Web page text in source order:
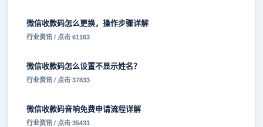
微信收款码怎么更换，操作步骤详解
行业资讯 / 点击 61163
微信收款码怎么设置不显示姓名？
行业资讯 / 点击 37833
微信收款码音响免费申请流程详解
行业资讯 / 点击 35431